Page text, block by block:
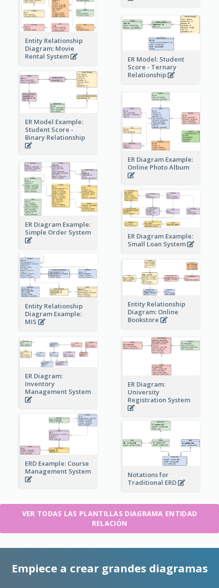
Entity Relationship
Diagram: Movie
Rental System
ER Model: Student
Score - Ternary
Relationship
ER Model Example:
Student Score -
Binary Relationship
ER Diagram Example:
Online Photo Album
ER Diagram Example:
Simple Order System
ER Diagram Example:
Small Loan System
Entity Relationship
Diagram Example:
MIS
Entity Relationship
Diagram: Online
Bookstore
ER Diagram:
Inventory
Management System
ER Diagram:
University
Registration System
ERD Example: Course
Management System
Notations for
Traditional ERD
VER TODAS LAS PLANTILLAS DIAGRAMA ENTIDAD
RELACIÓN
Empiece a crear grandes diagramas